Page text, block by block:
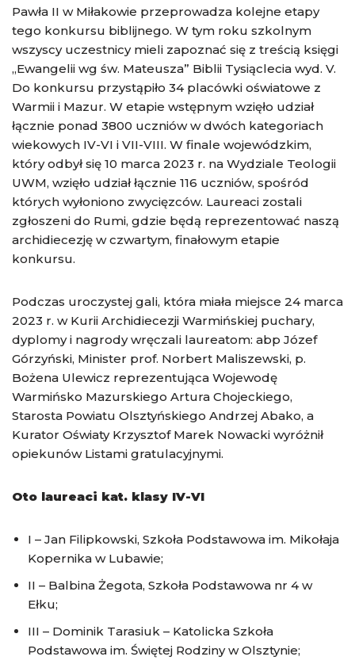
Pawła II w Miłakowie przeprowadza kolejne etapy
tego konkursu biblijnego. W tym roku szkolnym
wszyscy uczestnicy mieli zapoznać się z treścią księgi
„Ewangelii wg św. Mateusza” Biblii Tysiąclecia wyd. V.
Do konkursu przystąpiło 34 placówki oświatowe z
Warmii i Mazur. W etapie wstępnym wzięło udział
łącznie ponad 3800 uczniów w dwóch kategoriach
wiekowych IV-VI i VII-VIII. W finale wojewódzkim,
który odbył się 10 marca 2023 r. na Wydziale Teologii
UWM, wzięło udział łącznie 116 uczniów, spośród
których wyłoniono zwycięzców. Laureaci zostali
zgłoszeni do Rumi, gdzie będą reprezentować naszą
archidiecezję w czwartym, finałowym etapie
konkursu.
Podczas uroczystej gali, która miała miejsce 24 marca
2023 r. w Kurii Archidiecezji Warmińskiej puchary,
dyplomy i nagrody wręczali laureatom: abp Józef
Górzyński, Minister prof. Norbert Maliszewski, p.
Bożena Ulewicz reprezentująca Wojewodę
Warmińsko Mazurskiego Artura Chojeckiego,
Starosta Powiatu Olsztyńskiego Andrzej Abako, a
Kurator Oświaty Krzysztof Marek Nowacki wyróżnił
opiekunów Listami gratulacyjnymi.
Oto laureaci kat. klasy IV-VI
I – Jan Filipkowski, Szkoła Podstawowa im. Mikołaja
Kopernika w Lubawie;
II – Balbina Żegota, Szkoła Podstawowa nr 4 w
Ełku;
III – Dominik Tarasiuk – Katolicka Szkoła
Podstawowa im. Świętej Rodziny w Olsztynie;